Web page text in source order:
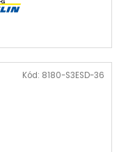
Kód: 8180-S3ESD-36